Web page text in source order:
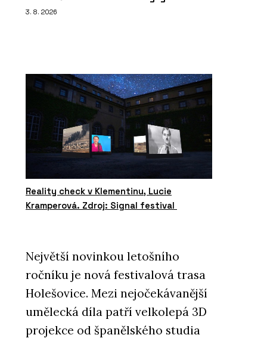
3. 8. 2026
Reality check v Klementinu, Lucie
Kramperová. Zdroj: Signal festival
Největší novinkou letošního
ročníku je nová festivalová trasa
Holešovice. Mezi nejočekávanější
umělecká díla patří velkolepá 3D
projekce od španělského studia